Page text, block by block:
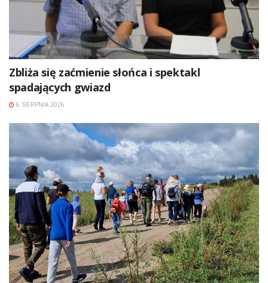
Zbliża się zaćmienie słońca i spektakl
spadających gwiazd
6 SIERPNIA 2026